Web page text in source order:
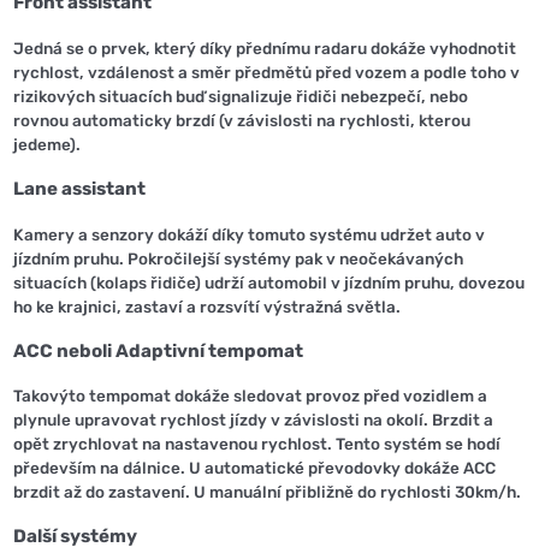
Jedná se o prvek, který díky přednímu radaru dokáže vyhodnotit
rychlost, vzdálenost a směr předmětů před vozem a podle toho v
rizikových situacích buď signalizuje řidiči nebezpečí, nebo
rovnou automaticky brzdí (v závislosti na rychlosti, kterou
jedeme).
Lane assistant
Kamery a senzory dokáží díky tomuto systému udržet auto v
jízdním pruhu. Pokročilejší systémy pak v neočekávaných
situacích (kolaps řidiče) udrží automobil v jízdním pruhu, dovezou
ho ke krajnici, zastaví a rozsvítí výstražná světla.
ACC neboli Adaptivní tempomat
Takovýto tempomat dokáže sledovat provoz před vozidlem a
plynule upravovat rychlost jízdy v závislosti na okolí. Brzdit a
opět zrychlovat na nastavenou rychlost. Tento systém se hodí
především na dálnice. U automatické převodovky dokáže ACC
brzdit až do zastavení. U manuální přibližně do rychlosti 30km/h.
Další systémy